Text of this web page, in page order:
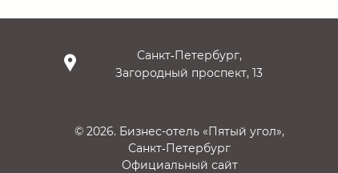
Санкт‑Петербург,
Загородный проспект, 13
© 2026. Бизнес-отель «Пятый угол»,
Санкт‑Петербург
Официальный сайт